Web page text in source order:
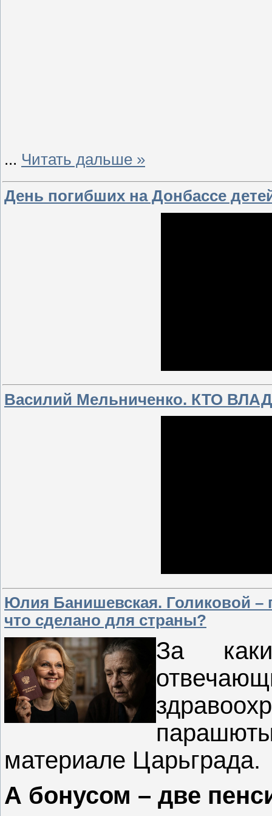
... Читать дальше »
День погибших на Донбассе
Василий Мельниченко. КТО
Юлия Банишевская. Голиковой
что сделано для страны?
За
материале Царьграда.
А бонусом – две